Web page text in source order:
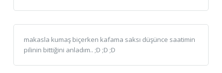
makasla kumaş biçerken kafama saksı düşünce saatimin
pilinin bittiğini anladım.. ;D ;D ;D